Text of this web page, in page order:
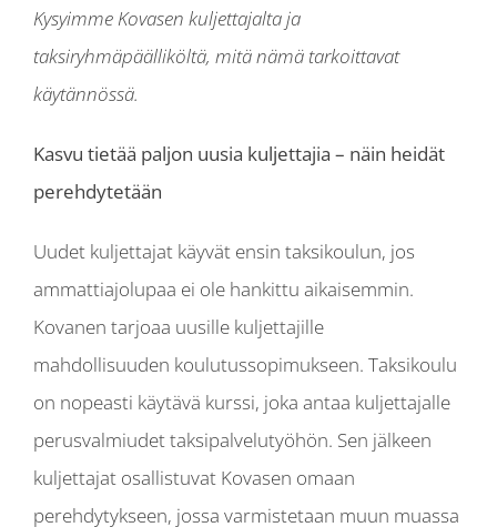
Kysyimme Kovasen kuljettajalta ja
taksiryhmäpäälliköltä, mitä nämä tarkoittavat
käytännössä.
Kasvu tietää paljon uusia kuljettajia – näin heidät
perehdytetään
Uudet kuljettajat käyvät ensin taksikoulun, jos
ammattiajolupaa ei ole hankittu aikaisemmin.
Kovanen tarjoaa uusille kuljettajille
mahdollisuuden koulutussopimukseen. Taksikoulu
on nopeasti käytävä kurssi, joka antaa kuljettajalle
perusvalmiudet taksipalvelutyöhön. Sen jälkeen
kuljettajat osallistuvat Kovasen omaan
perehdytykseen, jossa varmistetaan muun muassa